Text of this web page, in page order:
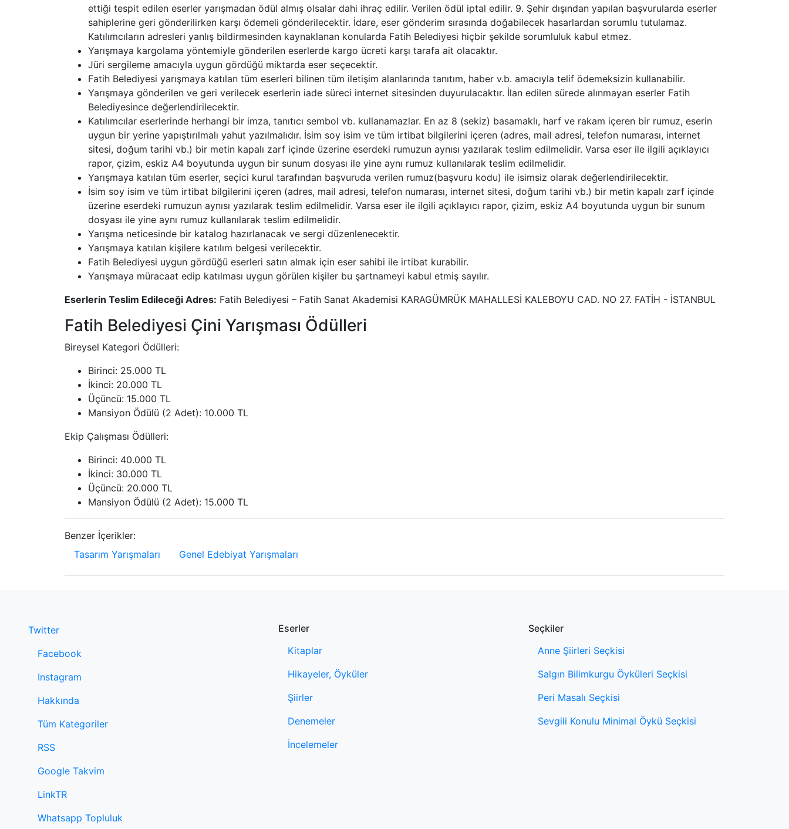
ettiği tespit edilen eserler yarışmadan ödül almış olsalar dahi ihraç edilir. Verilen ödül iptal edilir. 9. Şehir dışından yapılan başvurularda eserler
sahiplerine geri gönderilirken karşı ödemeli gönderilecektir. İdare, eser gönderim sırasında doğabilecek hasarlardan sorumlu tutulamaz.
Katılımcıların adresleri yanlış bildirmesinden kaynaklanan konularda Fatih Belediyesi hiçbir şekilde sorumluluk kabul etmez.
Yarışmaya kargolama yöntemiyle gönderilen eserlerde kargo ücreti karşı tarafa ait olacaktır.
Jüri sergileme amacıyla uygun gördüğü miktarda eser seçecektir.
Fatih Belediyesi yarışmaya katılan tüm eserleri bilinen tüm iletişim alanlarında tanıtım, haber v.b. amacıyla telif ödemeksizin kullanabilir.
Yarışmaya gönderilen ve geri verilecek eserlerin iade süreci internet sitesinden duyurulacaktır. İlan edilen sürede alınmayan eserler Fatih
Belediyesince değerlendirilecektir.
Katılımcılar eserlerinde herhangi bir imza, tanıtıcı sembol vb. kullanamazlar. En az 8 (sekiz) basamaklı, harf ve rakam içeren bir rumuz, eserin
uygun bir yerine yapıştırılmalı yahut yazılmalıdır. İsim soy isim ve tüm irtibat bilgilerini içeren (adres, mail adresi, telefon numarası, internet
sitesi, doğum tarihi vb.) bir metin kapalı zarf içinde üzerine eserdeki rumuzun aynısı yazılarak teslim edilmelidir. Varsa eser ile ilgili açıklayıcı
rapor, çizim, eskiz A4 boyutunda uygun bir sunum dosyası ile yine aynı rumuz kullanılarak teslim edilmelidir.
Yarışmaya katılan tüm eserler, seçici kurul tarafından başvuruda verilen rumuz(başvuru kodu) ile isimsiz olarak değerlendirilecektir.
İsim soy isim ve tüm irtibat bilgilerini içeren (adres, mail adresi, telefon numarası, internet sitesi, doğum tarihi vb.) bir metin kapalı zarf içinde
üzerine eserdeki rumuzun aynısı yazılarak teslim edilmelidir. Varsa eser ile ilgili açıklayıcı rapor, çizim, eskiz A4 boyutunda uygun bir sunum
dosyası ile yine aynı rumuz kullanılarak teslim edilmelidir.
Yarışma neticesinde bir katalog hazırlanacak ve sergi düzenlenecektir.
Yarışmaya katılan kişilere katılım belgesi verilecektir.
Fatih Belediyesi uygun gördüğü eserleri satın almak için eser sahibi ile irtibat kurabilir.
Yarışmaya müracaat edip katılması uygun görülen kişiler bu şartnameyi kabul etmiş sayılır.
Eserlerin Teslim Edileceği Adres: Fatih Belediyesi – Fatih Sanat Akademisi KARAGÜMRÜK MAHALLESİ KALEBOYU CAD. NO 27. FATİH - İSTANBUL
Fatih Belediyesi Çini Yarışması Ödülleri
Bireysel Kategori Ödülleri:
Birinci: 25.000 TL
İkinci: 20.000 TL
Üçüncü: 15.000 TL
Mansiyon Ödülü (2 Adet): 10.000 TL
Ekip Çalışması Ödülleri:
Birinci: 40.000 TL
İkinci: 30.000 TL
Üçüncü: 20.000 TL
Mansiyon Ödülü (2 Adet): 15.000 TL
Benzer İçerikler:
Tasarım Yarışmaları
Genel Edebiyat Yarışmaları
Twitter
Facebook
Instagram
Hakkında
Tüm Kategoriler
RSS
Google Takvim
LinkTR
Whatsapp Topluluk
Eserler
Kitaplar
Hikayeler, Öyküler
Şiirler
Denemeler
İncelemeler
Seçkiler
Anne Şiirleri Seçkisi
Salgın Bilimkurgu Öyküleri Seçkisi
Peri Masalı Seçkisi
Sevgili Konulu Minimal Öykü Seçkisi